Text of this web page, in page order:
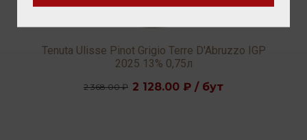
Tenuta Ulisse Pinot Grigio Terre D'Abruzzo IGP
2025 13% 0,75л
2 368.00 ₽ 2 128.00 ₽ / бут